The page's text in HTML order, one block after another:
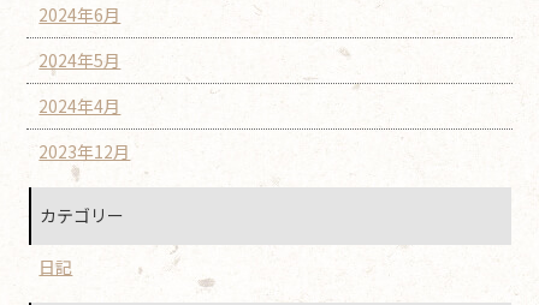
2024年6月
2024年5月
2024年4月
2023年12月
カテゴリー
日記